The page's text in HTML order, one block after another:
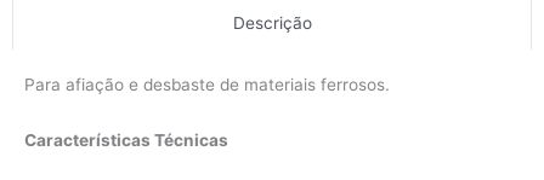
Descrição
Para afiação e desbaste de materiais ferrosos.
Características Técnicas